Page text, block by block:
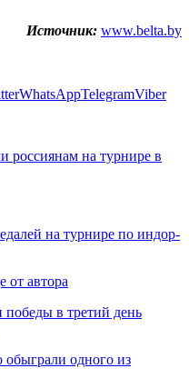
Источник: www.belta.by
WhatsAppTelegramViber
россиянам на турнире в
на турнире по индор-
от автора
в третий день
одного из